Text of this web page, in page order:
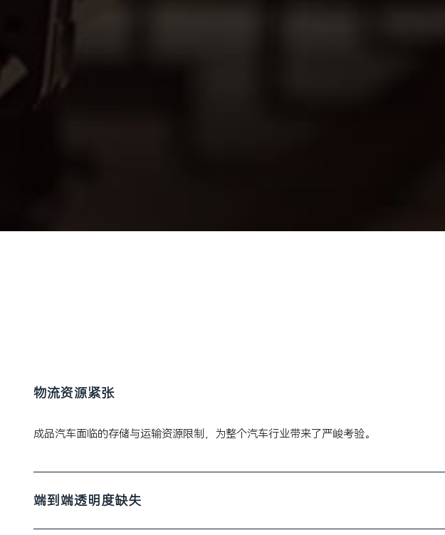
​物流资源紧张
成品汽车面临的存储与运输资源限制，为整个汽车行业带来了严峻考验。
端到端透明度缺失